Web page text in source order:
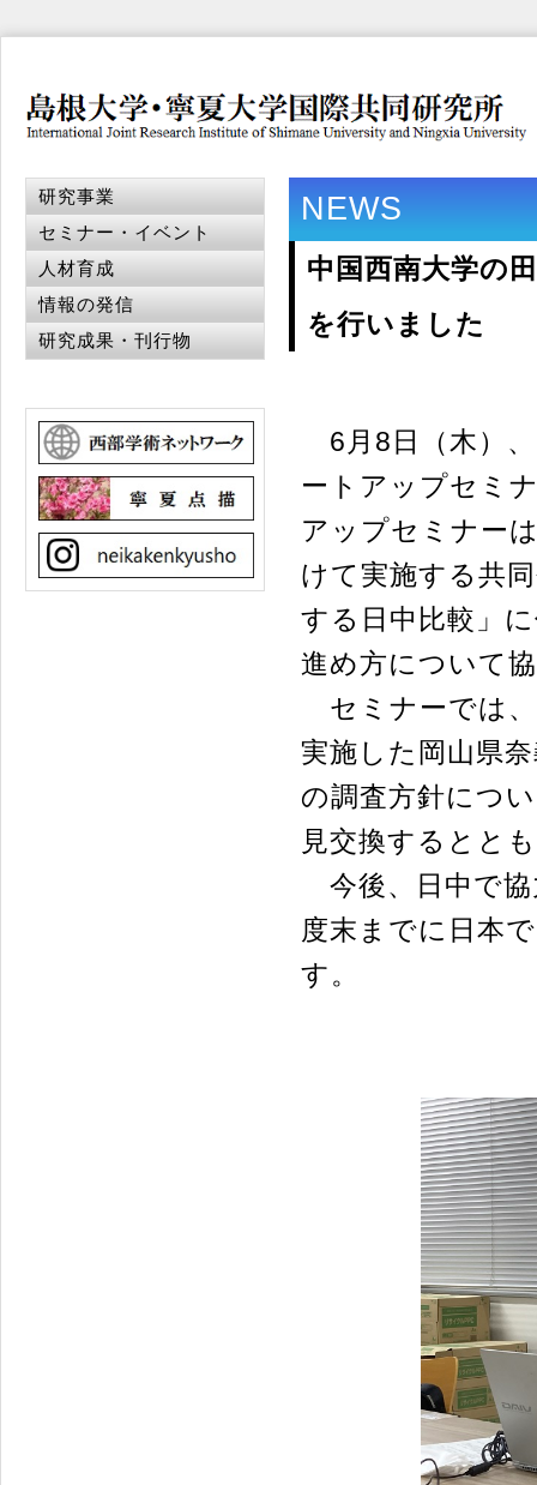
NEWS
中国西南大学の
を行いました
6月8日（木）、
ートアップセミ
アップセミナー
けて実施する共
する日中比較」
進め方について
セミナーでは、
実施した岡山県
の調査方針につ
見交換するとと
今後、日中で協
度末までに日本
す。
研究事業
セミナー・イベント
人材育成
情報の発信
研究成果・刊行物